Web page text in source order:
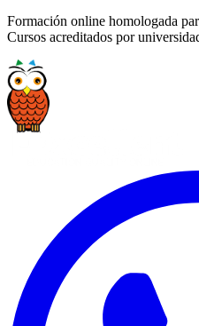
Formación online homologada
Cursos acreditados por